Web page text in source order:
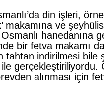
din işleri,
makamına ve
hanedanına
bir fetva makamı
tahtan indirilmesi bile
gerçekleştiriliyordu.
alınması için